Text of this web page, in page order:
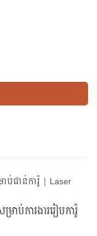
រ៉ូ | Laser Level For
ជាន់ការ៉ូ | Laser
ប់ការងាររៀបការ៉ូ